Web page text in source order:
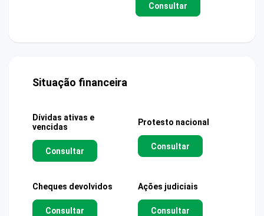
Consultar
Situação financeira
Dívidas ativas e
vencidas
Consultar
Protesto nacional
Consultar
Cheques devolvidos
Consultar
Ações judiciais
Consultar